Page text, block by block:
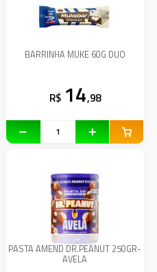
BARRINHA MUKE 60G DUO
R$ 14,98
PASTA AMEND DR.PEANUT 250GR-
AVELA